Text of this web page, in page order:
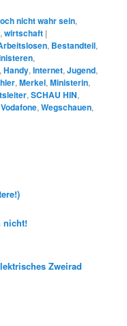
nicht wahr sein,
,wirtschaft |
, Bestandteil,
,
,Handy,Internet,Jugend,
,Merkel,Ministerin,
,SCHAU HIN,
Vodafone,Wegschauen,
nicht!
Zweirad